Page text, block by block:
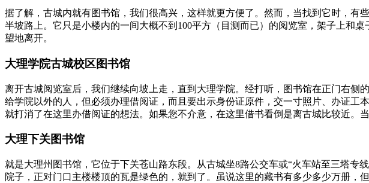
据了解，古城内就有图书馆，我们很高兴，这样就更方便了。然而，当找到它时，
半坡路上。它只是小楼内的一间大概不到100平方（目测而已）的阅览室，架子上和
望地离开。
大理学院古城校区图书馆
离开古城阅览室后，我们继续向坡上走，直到大理学院。经打听，图书馆在正门右
给学院以外的人，但必须办理借阅证，而且要出示身份证原件，交一寸照片、办证工
就打消了在这里办借阅证的想法。如果您不介意，在这里借书看倒是离古城比较近。
大理下关图书馆
就是大理州图书馆，它位于下关苍山路东段。从古城坐8路公交车或“火车站至三塔
院子，正对门口主楼楼顶的瓦是绿色的，就到了。虽说这里的藏书有多少多少万册